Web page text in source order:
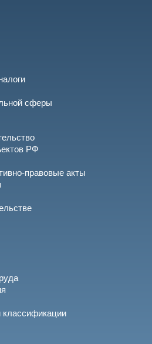
сферы
РФ
правовые акты